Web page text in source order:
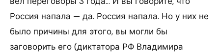
Россия напала — да. Россия напала. Но у них не
было причины для этого, вы могли бы
заговорить его (диктатора РФ Владимира